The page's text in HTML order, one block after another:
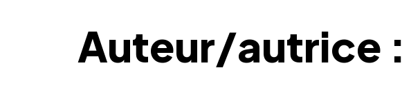
Auteur/autrice :